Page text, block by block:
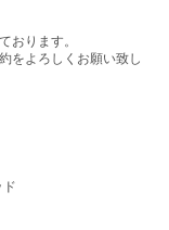
おります。
をよろしくお願い致し